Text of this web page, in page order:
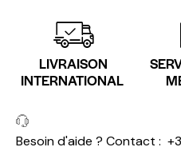
LIVRAISON
INTERNATIONAL
Besoin d'aide ? Contact :